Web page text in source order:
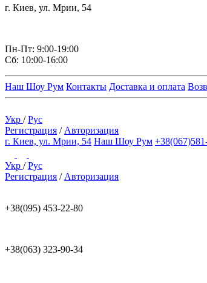
г. Киев, ул. Мрии, 54
Пн-Пт: 9:00-19:00
Сб: 10:00-16:00
Наш Шоу Рум Контакты Доставка и оплата
Укр /Рус
Регистрация / Авторизация
г. Киев, ул. Мрии, 54 Наш Шоу Рум
Укр /Рус
Регистрация / Авторизация
+38(095) 453-22-80
+38(063) 323-90-34